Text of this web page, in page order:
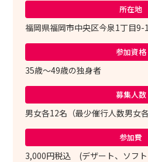
所在地
福岡県福岡市中央区今泉1丁目9-
参加資格
35歳～49歳の独身者
募集人数
男女各12名（最少催行人数男女各
参加費
3,000円税込 (デザート、ソフ